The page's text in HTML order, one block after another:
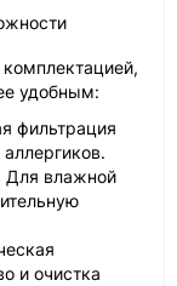
комплектацией,
удобным:
фильтрация
Для влажной
и очистка